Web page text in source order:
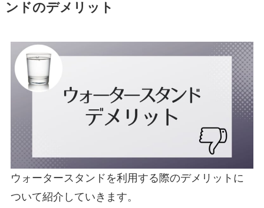
ンドのデメリット
ウォータースタンドを利用する際のデメリットに
ついて紹介していきます。